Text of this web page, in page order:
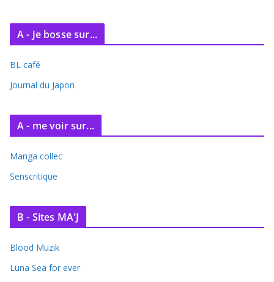
A - Je bosse sur...
BL café
Journal du Japon
A - me voir sur...
Manga collec
Senscritique
B - Sites MA'J
Blood Muzik
Luna Sea for ever